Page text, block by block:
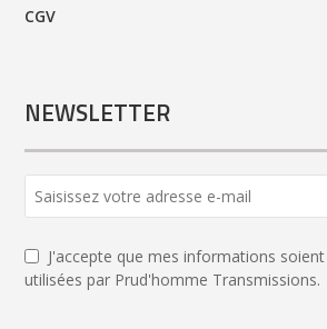
CGV
NEWSLETTER
J'accepte que mes informations
utilisées par Prud'homme Transmissions.